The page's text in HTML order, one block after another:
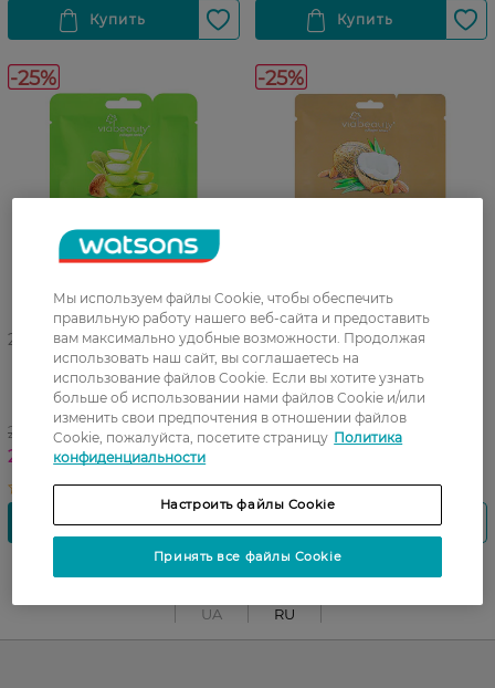
-25%
27 07 - 23 08
Маска для лица и шеи
тканевая Аквабаланс Via
Beauty 1 шт
29,99 ГРН
22,49 ГРН
-25%
27 07 - 23 08
Маска для лица и шеи
тканевая Via Beauty
Ультраувлажнение 1 шт
29,99 ГРН
UA RU
Мы используем файлы Cookie, чтобы обеспечить
правильную работу нашего веб-сайта и предоставить
вам максимально удобные возможности. Продолжая
использовать наш сайт, вы соглашаетесь на
использование файлов Cookie. Если вы хотите узнать
больше об использовании нами файлов Cookie и/или
изменить свои предпочтения в отношении файлов
Cookie, пожалуйста, посетите страницу Политика
конфиденциальности
Настроить файлы Cookie
Принять все файлы Cookie